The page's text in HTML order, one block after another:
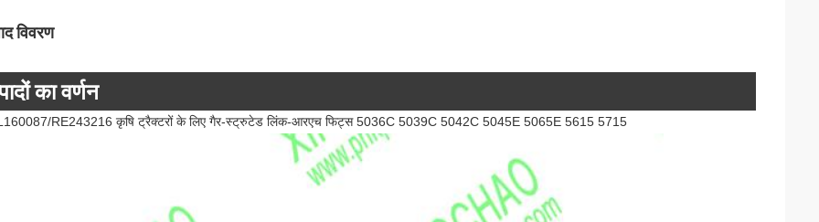
विवरण
का वर्णन
RE243216 कृषि ट्रैक्टरों के लिए गैर-स्ट्रुटेड लिंक-आरएच फिट्स 5036C 5039C 5042C 5045E 5065E 5615 5715